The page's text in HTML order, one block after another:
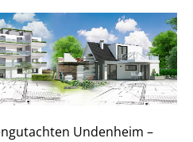
Undenheim –